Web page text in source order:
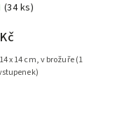
(34 ks)
x 14 cm, v brožuře (1